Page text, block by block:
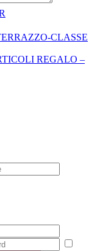
CLASSE
REGALO –